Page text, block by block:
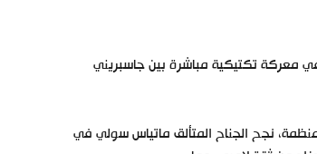
بحذر متوقع من الفريقين، اللذين دخلا المباراة بتشكيل تكتيكي متطابق (3-4-2-1)، في معركة تكتيكية مباشرة بين جاسبريني
ليدخلوا في أجواء اللقاء. ففي الدقيقة 13، ومن هجمة منظمة، نجح الجناح المتألق ماتياس سولي في